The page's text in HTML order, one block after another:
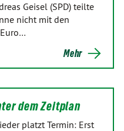
Geisel (SPD) teilte
nicht mit den
Mehr
dem Zeitplan
platzt Termin: Erst